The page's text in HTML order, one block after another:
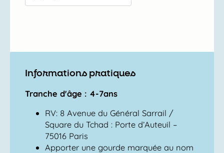
Informations pratiques
Tranche d'âge : 4-7ans
RV: 8 Avenue du Général Sarrail /
Square du Tchad : Porte d’Auteuil –
75016 Paris
Apporter une gourde marquée au nom